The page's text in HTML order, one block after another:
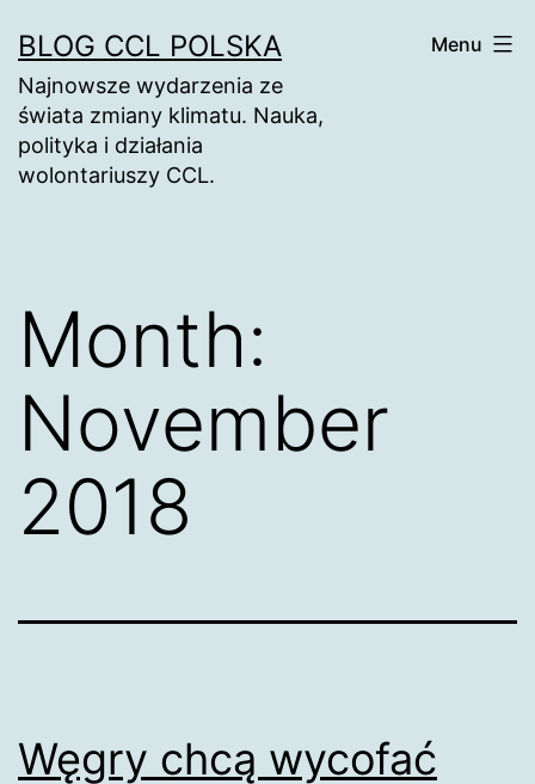
to
content
BLOG CCL POLSKA
Najnowsze wydarzenia ze
świata zmiany klimatu. Nauka,
polityka i działania
wolontariuszy CCL.
Menu
Month:
November
2018
Węgry chcą wycofać